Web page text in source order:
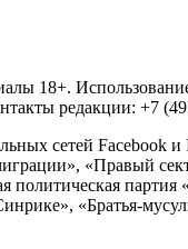
18+.
редакции: +7
сетей Facebook и
«Правый
политическая
«Братья-